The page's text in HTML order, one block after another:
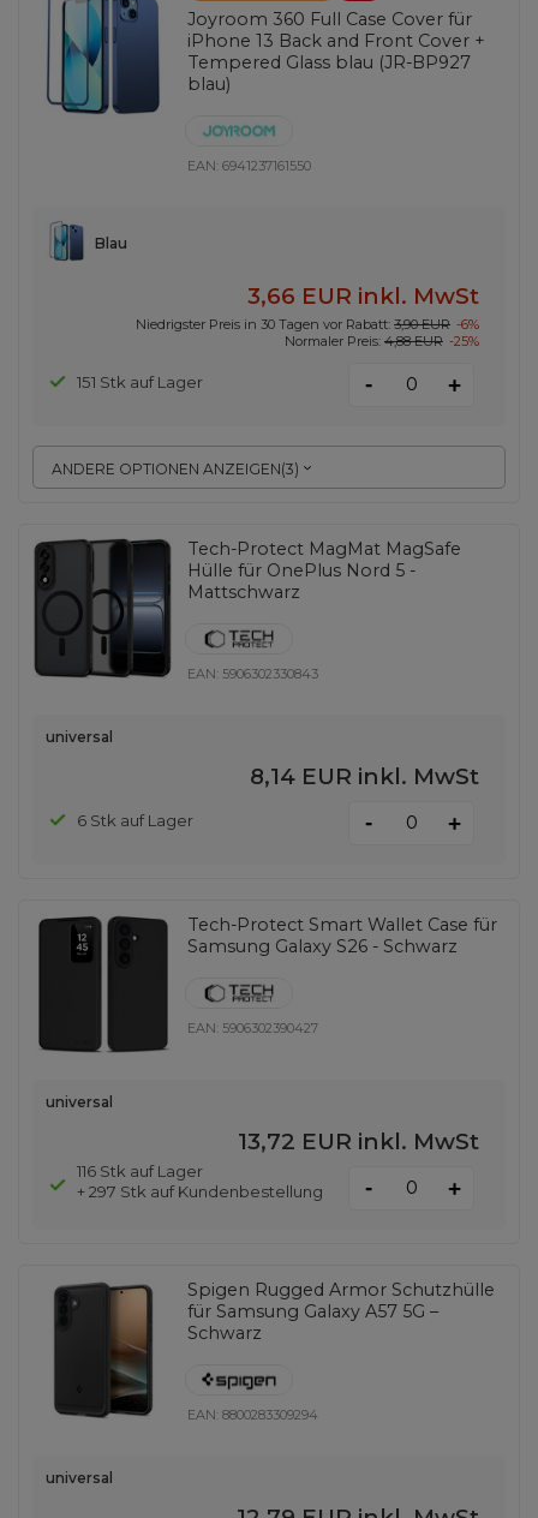
Joyroom 360 Full Case Cover für
iPhone 13 Back and Front Cover +
Tempered Glass blau (JR-BP927
blau)
EAN:6941237161550
ANDERE OPTIONEN ANZEIGEN(3)
Blau
3,66 EUR inkl. MwSt
Niedrigster Preis in 30 Tagen vor Rabatt: 3,90 EUR -6%
Normaler Preis: 4,88 EUR -25%
151 Stk auf Lager - +
Tech-Protect MagMat MagSafe
Hülle für OnePlus Nord 5 -
Mattschwarz
EAN: 5906302330843
universal
8,14 EUR inkl. MwSt
6 Stk auf Lager - +
Tech-Protect Smart Wallet Case für
Samsung Galaxy S26 - Schwarz
EAN: 5906302390427
universal
13,72 EUR inkl. MwSt
116 Stk auf Lager
+ 297 Stk auf Kundenbestellung
- +
Spigen Rugged Armor Schutzhülle
für Samsung Galaxy A57 5G –
Schwarz
EAN:8800283309294
universal